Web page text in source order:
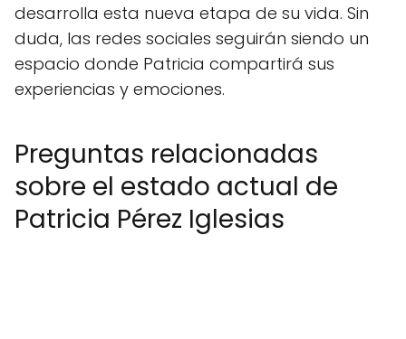
desarrolla esta nueva etapa de su vida. Sin
duda, las redes sociales seguirán siendo un
espacio donde Patricia compartirá sus
experiencias y emociones.
Preguntas relacionadas
sobre el estado actual de
Patricia Pérez Iglesias